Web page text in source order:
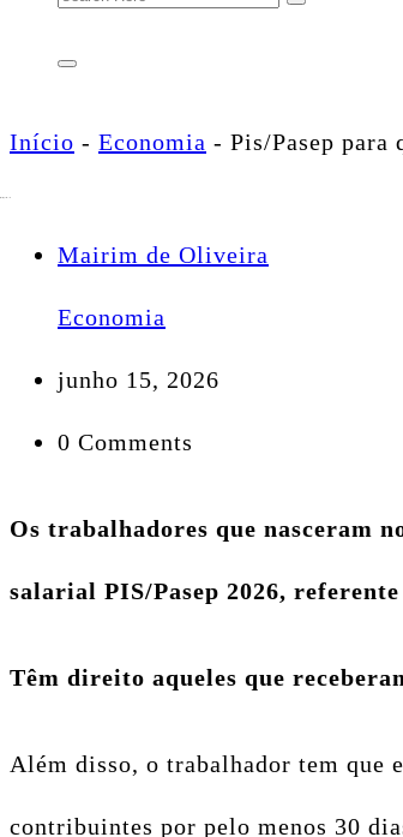
for:
Início - Economia - Pis/Pasep para
Mairim de Oliveira
Economia
junho 15, 2026
0 Comments
Os trabalhadores que nasceram
salarial PIS/Pasep 2026, referente
Têm direito aqueles que
Além disso, o trabalhador tem que
contribuintes por pelo menos 30